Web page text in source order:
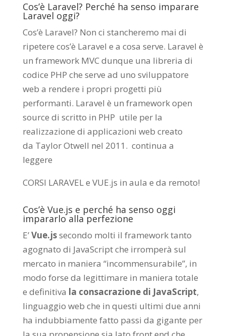
Cos’è Laravel? Perché ha senso imparare
Laravel oggi?
Cos’è Laravel? Non ci stancheremo mai di
ripetere cos’è Laravel e a cosa serve. Laravel è
un framework MVC dunque una libreria di
codice PHP che serve ad uno sviluppatore
web a rendere i propri progetti più
performanti. Laravel è un framework open
source di scritto in PHP utile per la
realizzazione di applicazioni web creato
da Taylor Otwell nel 2011. continua a
leggere
CORSI LARAVEL e VUE.js in aula e da remoto!
Cos’è Vue.js e perché ha senso oggi
impararlo alla perfezione
E’Vue.jssecondo molti il framework tanto
agognato di JavaScript che irromperà sul
mercato in maniera “incommensurabile”, in
modo forse da legittimare in maniera totale
e definitiva la consacrazione di JavaScript,
linguaggio web che in questi ultimi due anni
ha indubbiamente fatto passi da gigante per